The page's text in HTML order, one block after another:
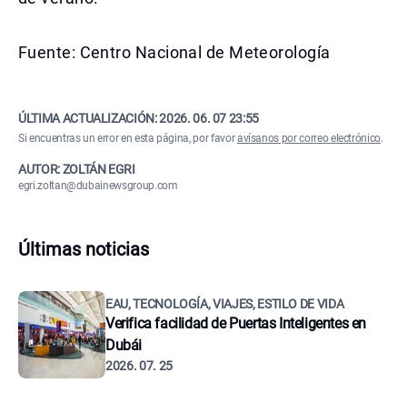
Fuente: Centro Nacional de Meteorología
ÚLTIMA ACTUALIZACIÓN:2026. 06. 07 23:55
Si encuentras un error en esta página, por favoravísanos por correo electrónico.
AUTOR: ZOLTÁN EGRI
egri.zoltan@dubainewsgroup.com
Últimas noticias
EAU, TECNOLOGÍA, VIAJES, ESTILO DE VIDA
Verifica facilidad de Puertas Inteligentes en
Dubái
2026. 07. 25